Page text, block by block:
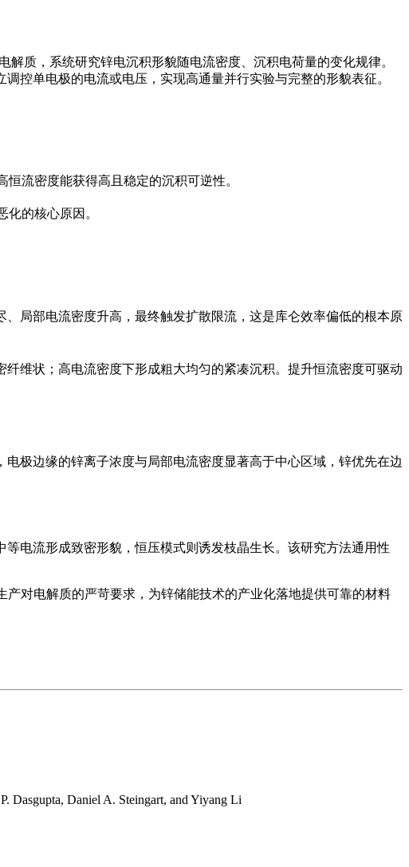
质，系统研究锌电沉积形貌随电流密度、沉积电荷量的变化规律。
控单电极的电流或电压，实现高通量并行实验与完整的形貌表征。
流密度能获得高且稳定的沉积可逆性。
的核心原因。
局部电流密度升高，最终触发扩散限流，这是库仑效率偏低的根本原
维状；高电流密度下形成粗大均匀的紧凑沉积。提升恒流密度可驱动
极边缘的锌离子浓度与局部电流密度显著高于中心区域，锌优先在边
电流形成致密形貌，恒压模式则诱发枝晶生长。该研究方法通用性
对电解质的严苛要求，为锌储能技术的产业化落地提供可靠的材料
Dasgupta, Daniel A. Steingart, and Yiyang Li